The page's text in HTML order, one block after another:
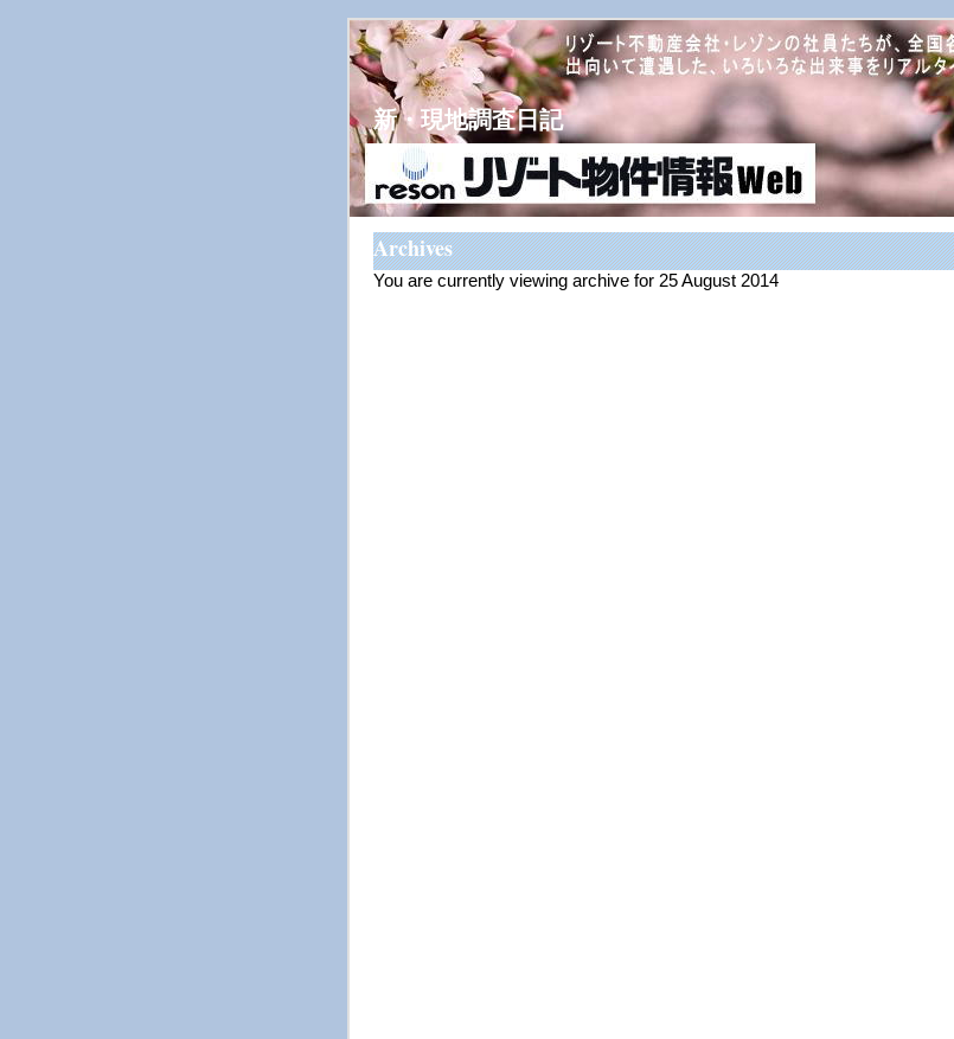
新・現地調査日記
Archives
You are currently viewing archive for 25 August 2014